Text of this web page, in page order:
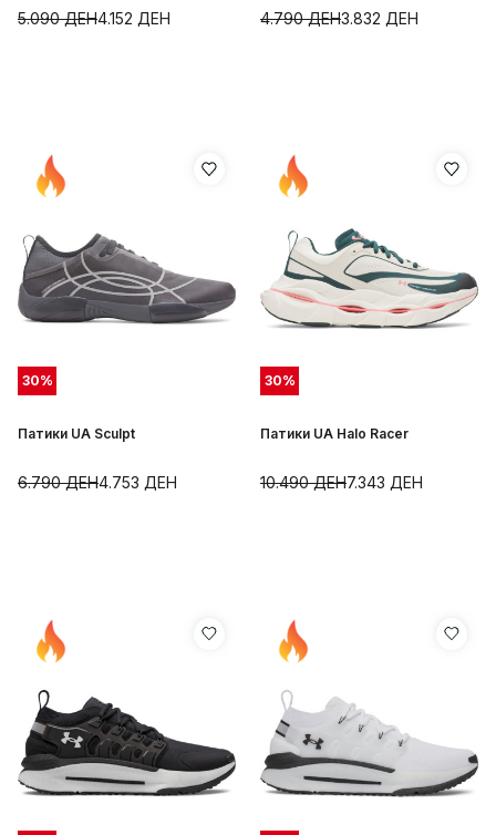
4.152 ДЕН
5.090ДЕН 3.832 ДЕН
4.790ДЕН
30%
Патики UA Sculpt
4.753 ДЕН
6.790ДЕН
30%
Патики UA Halo Racer
7.343 ДЕН
10.490ДЕН